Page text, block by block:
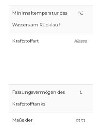
Minimaltemperatur des
Wassers am Rücklauf
°C
Kraftstoffart Klasse
Fassungsvermögen des
Kraftstofftanks
L
Maße der mm